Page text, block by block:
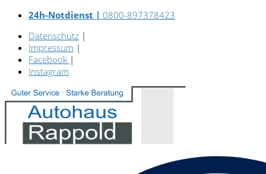
24h-Notdienst | 0800-897378423
Datenschutz |
Impressum |
Facebook |
Instagram